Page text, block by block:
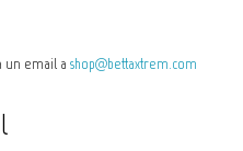
un email ashop@bettaxtrem.com